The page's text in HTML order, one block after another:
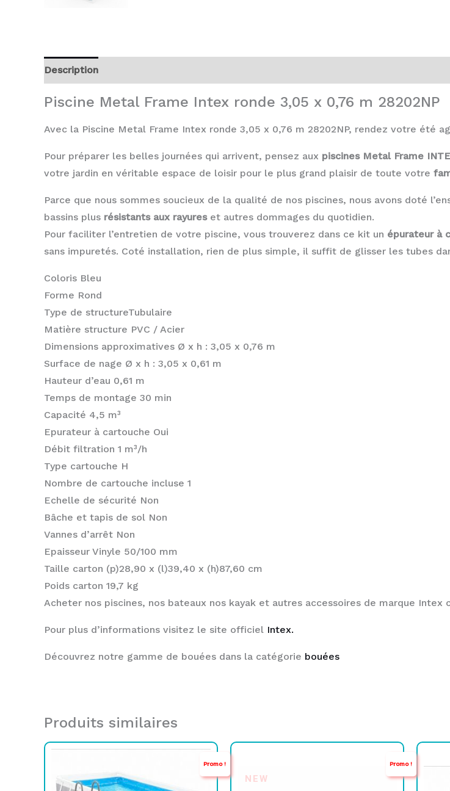
Description
Piscine Metal Frame Intex ronde 3,05 x 0,76 m 28202NP
Avec la Piscine Metal Frame Intex ronde 3,05 x 0,76 m 28202NP, rendez votre été
Pour préparer les belles journées qui arrivent, pensez aux piscines Metal Frame
votre jardin en véritable espace de loisir pour le plus grand plaisir de toute votre
Parce que nous sommes soucieux de la qualité de nos piscines, nous avons doté
bassins plus résistants aux rayureset autres dommages du quotidien.
Pour faciliter l’entretien de votre piscine, vous trouverez dans ce kit un épurateur à
sans impuretés. Coté installation, rien de plus simple, il suffit de glisser les tubes
Coloris Bleu
Forme Rond
Type de structureTubulaire
Matière structure PVC / Acier
Dimensions approximatives Ø x h : 3,05 x 0,76 m
Surface de nage Ø x h : 3,05 x 0,61 m
Hauteur d’eau 0,61 m
Temps de montage 30 min
Capacité 4,5 m³
Epurateur à cartouche Oui
Débit filtration 1 m³/h
Type cartouche H
Nombre de cartouche incluse 1
Echelle de sécurité Non
Bâche et tapis de sol Non
Vannes d’arrêt Non
Epaisseur Vinyle 50/100 mm
Taille carton (p)28,90 x (l)39,40 x (h)87,60 cm
Poids carton 19,7 kg
Acheter nos piscines, nos bateaux nos kayak et autres accessoires de marque Intex
Pour plus d’informations visitez le site officiel Intex.
Découvrez notre gamme de bouées dans la catégorie bouées
Produits similaires
Promo !
Le
initial
Le
actuel
Promo !
NEW